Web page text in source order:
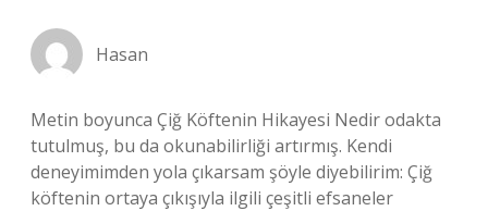
Hasan
Metin boyunca Çiğ Köftenin Hikayesi Nedir odakta
tutulmuş, bu da okunabilirliği artırmış. Kendi
deneyimimden yola çıkarsam şöyle diyebilirim: Çiğ
köftenin ortaya çıkışıyla ilgili çeşitli efsaneler